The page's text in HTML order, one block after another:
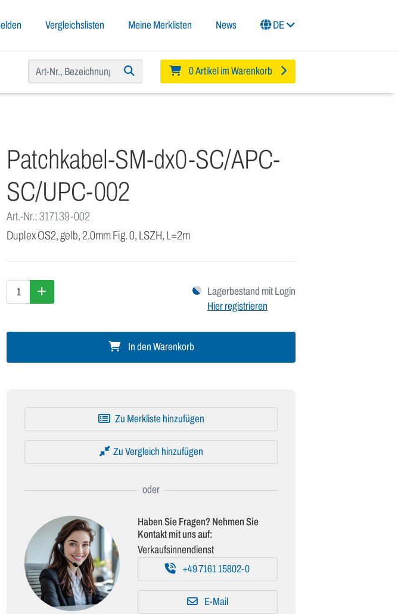
Vergleichslisten Meine Merklisten News DE
0 Artikel im Warenkorb
Patchkabel-SM-dx0-SC/APC-
SC/UPC-002
Art.-Nr.: 317139-002
Duplex OS2, gelb, 2.0mm Fig. 0, LSZH, L=2m
Lagerbestand mit Login
Hier registrieren
In den Warenkorb
Zu Merkliste hinzufügen
Zu Vergleich hinzufügen
Haben Sie Fragen? Nehmen Sie
Kontakt mit uns auf:
Verkaufsinnendienst
+49 7161 15802-0
E-Mail